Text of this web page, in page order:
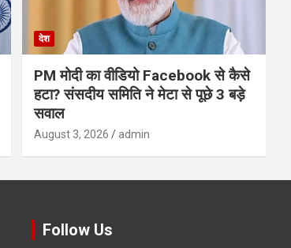
देश
PM मोदी का वीडियो Facebook से कैसे
हटा? संसदीय समिति ने मेटा से पूछे 3 बड़े
सवाल
August 3, 2026 admin
Follow Us